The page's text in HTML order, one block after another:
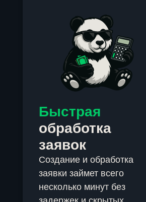
Быстрая
обработка
заявок
Создание и обработка
заявки займет всего
несколько минут без